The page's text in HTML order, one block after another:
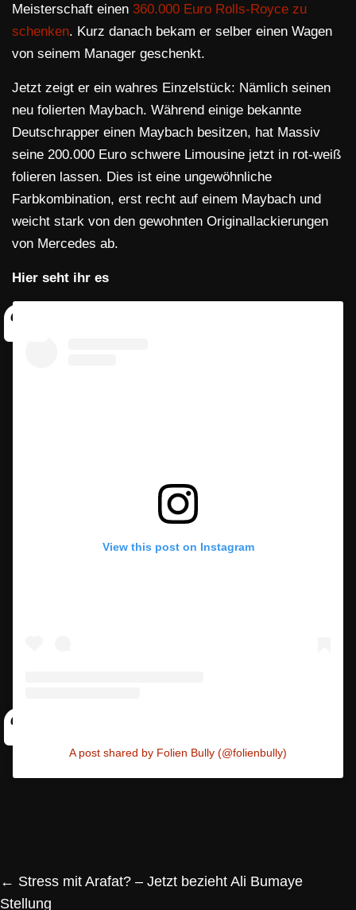
Meisterschaft einen 360.000 Euro Rolls-Royce zu
schenken. Kurz danach bekam er selber einen Wagen
von seinem Manager geschenkt.
Jetzt zeigt er ein wahres Einzelstück: Nämlich seinen
neu folierten Maybach. Während einige bekannte
Deutschrapper einen Maybach besitzen, hat Massiv
seine 200.000 Euro schwere Limousine jetzt in rot-weiß
folieren lassen. Dies ist eine ungewöhnliche
Farbkombination, erst recht auf einem Maybach und
weicht stark von den gewohnten Originallackierungen
von Mercedes ab.
Hier seht ihr es
View this post on Instagram
A post shared by Folien Bully (@folienbully)
← Stress mit Arafat? – Jetzt bezieht Ali Bumaye
Stellung